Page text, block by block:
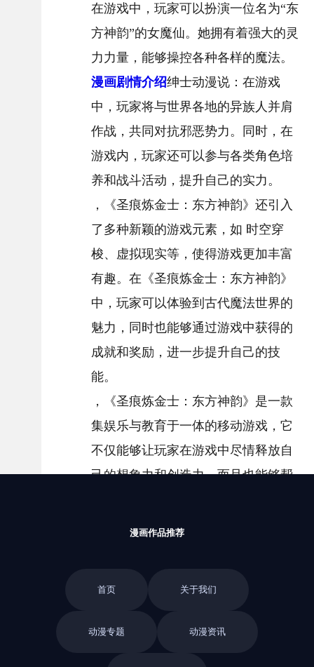
在游戏中，玩家可以扮演一位名为“东
方神韵”的女魔仙。她拥有着强大的灵
力力量，能够操控各种各样的魔法。
漫画剧情介绍绅士动漫说：在游戏
中，玩家将与世界各地的异族人并肩
作战，共同对抗邪恶势力。同时，在
游戏内，玩家还可以参与各类角色培
养和战斗活动，提升自己的实力。
，《圣痕炼金士：东方神韵》还引入
了多种新颖的游戏元素，如 时空穿
梭、虚拟现实等，使得游戏更加丰富
有趣。在《圣痕炼金士：东方神韵》
中，玩家可以体验到古代魔法世界的
魅力，同时也能够通过游戏中获得的
成就和奖励，进一步提升自己的技
能。
，《圣痕炼金士：东方神韵》是一款
集娱乐与教育于一体的移动游戏，它
不仅能够让玩家在游戏中尽情释放自
己的想象力和创造力，而且也能够帮
好者的最佳选择\")
漫画作品推荐
首页 关于我们
动漫专题 动漫资讯